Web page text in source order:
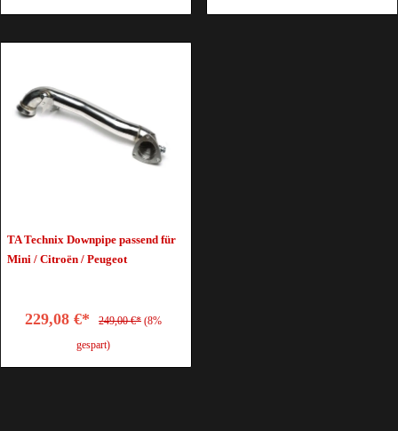
TA Technix Downpipe passend für
Mini / Citroën / Peugeot
229,08 €* 249,00 €* (8%
gespart)